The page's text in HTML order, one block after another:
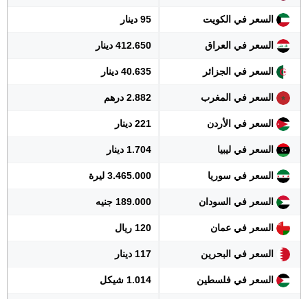
السعر في الكويت 95 دينار
السعر في العراق 412.650 دينار
السعر في الجزائر 40.635 دينار
السعر في المغرب 2.882 درهم
السعر في الأردن 221 دينار
السعر في ليبيا 1.704 دينار
السعر في سوريا 3.465.000 ليرة
السعر في السودان 189.000 جنيه
السعر في عمان 120 ريال
السعر في البحرين 117 دينار
السعر في فلسطين 1.014 شيكل